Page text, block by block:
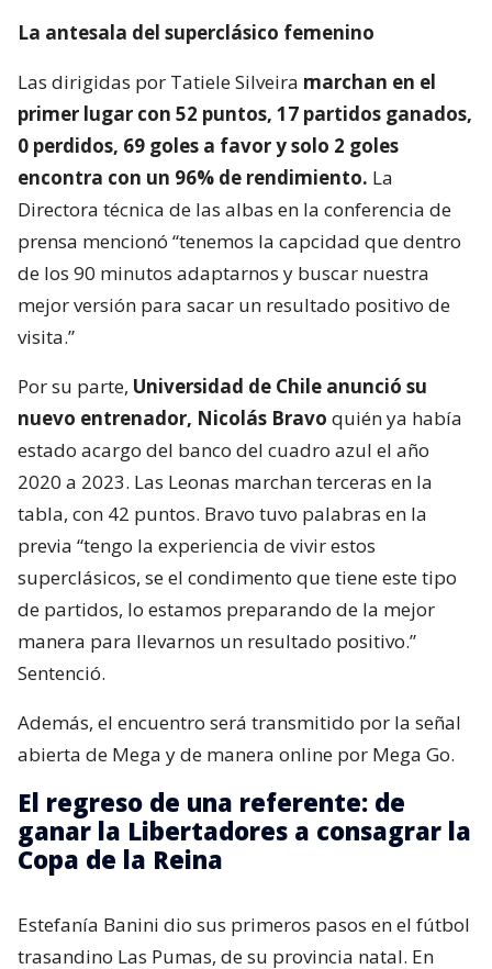
La antesala del superclásico femenino
Las dirigidas por Tatiele Silveira marchan en el
primer lugar con 52 puntos, 17 partidos ganados,
0 perdidos, 69 goles a favor y solo 2 goles
encontra con un 96% de rendimiento. La
Directora técnica de las albas en la conferencia de
prensa mencionó “tenemos la capcidad que dentro
de los 90 minutos adaptarnos y buscar nuestra
mejor versión para sacar un resultado positivo de
visita.”
Por su parte, Universidad de Chile anunció su
nuevo entrenador, Nicolás Bravo quién ya había
estado acargo del banco del cuadro azul el año
2020 a 2023. Las Leonas marchan terceras en la
tabla, con 42 puntos. Bravo tuvo palabras en la
previa “tengo la experiencia de vivir estos
superclásicos, se el condimento que tiene este tipo
de partidos, lo estamos preparando de la mejor
manera para llevarnos un resultado positivo.”
Sentenció.
Además, el encuentro será transmitido por la señal
abierta de Mega y de manera online por Mega Go.
El regreso de una referente: de
ganar la Libertadores a consagrar la
Copa de la Reina
Estefanía Banini dio sus primeros pasos en el fútbol
trasandino Las Pumas, de su provincia natal. En